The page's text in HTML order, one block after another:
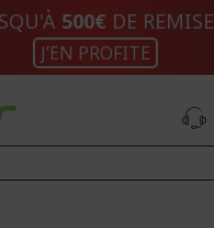
500€ DE REMISE
J’EN PROFITE